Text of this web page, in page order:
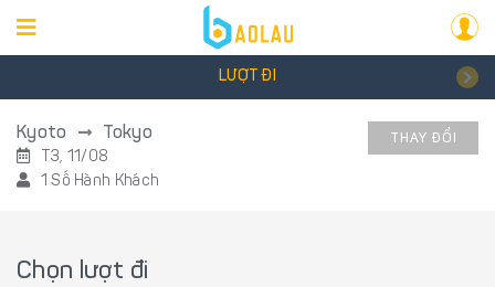
LƯỢT ĐI
Kyoto Tokyo
T3, 11/08
1 Số Hành Khách
THAY ĐỔI
Chọn lượt đi